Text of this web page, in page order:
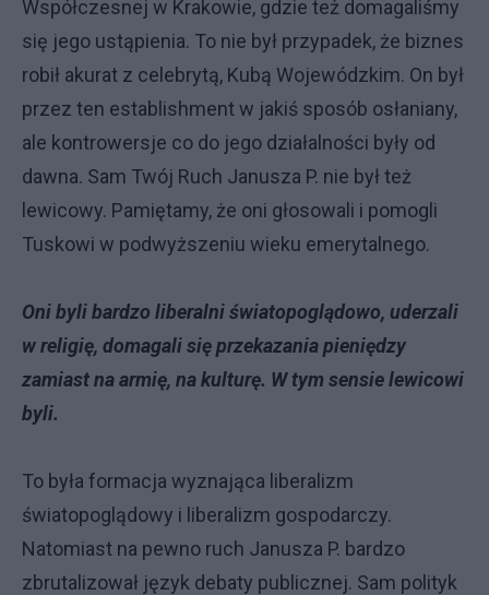
Współczesnej w Krakowie, gdzie też domagaliśmy
się jego ustąpienia. To nie był przypadek, że biznes
robił akurat z celebrytą, Kubą Wojewódzkim. On był
przez ten establishment w jakiś sposób osłaniany,
ale kontrowersje co do jego działalności były od
dawna. Sam Twój Ruch Janusza P. nie był też
lewicowy. Pamiętamy, że oni głosowali i pomogli
Tuskowi w podwyższeniu wieku emerytalnego.
Oni byli bardzo liberalni światopoglądowo, uderzali
w religię, domagali się przekazania pieniędzy
zamiast na armię, na kulturę. W tym sensie lewicowi
byli.
To była formacja wyznająca liberalizm
światopoglądowy i liberalizm gospodarczy.
Natomiast na pewno ruch Janusza P. bardzo
zbrutalizował język debaty publicznej. Sam polityk